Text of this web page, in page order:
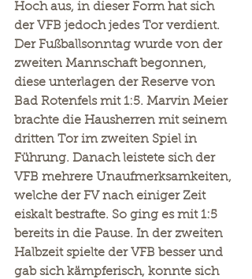
Hoch aus, in dieser Form hat sich
der VFB jedoch jedes Tor verdient.
Der Fußballsonntag wurde von der
zweiten Mannschaft begonnen,
diese unterlagen der Reserve von
Bad Rotenfels mit 1:5. Marvin Meier
brachte die Hausherren mit seinem
dritten Tor im zweiten Spiel in
Führung. Danach leistete sich der
VFB mehrere Unaufmerksamkeiten,
welche der FV nach einiger Zeit
eiskalt bestrafte. So ging es mit 1:5
bereits in die Pause. In der zweiten
Halbzeit spielte der VFB besser und
gab sich kämpferisch, konnte sich